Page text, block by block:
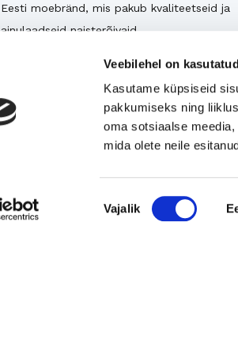
Veebilehel on
Kasutame küpsiseid
pakkumiseks ning
oma sotsiaalse
mida olete neile
Nõusoleku
valik
Vajalik
Eesti moebränd, mis pakub kvaliteetseid ja
ainulaadseid naisterõivaid.
Rahvusvaheliselt tunnustatud metall- ja
tekstiilkompensaatorite projekteerija ja